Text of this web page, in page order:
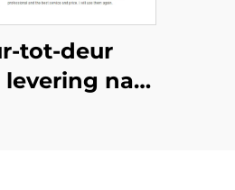
tot-deur
naar